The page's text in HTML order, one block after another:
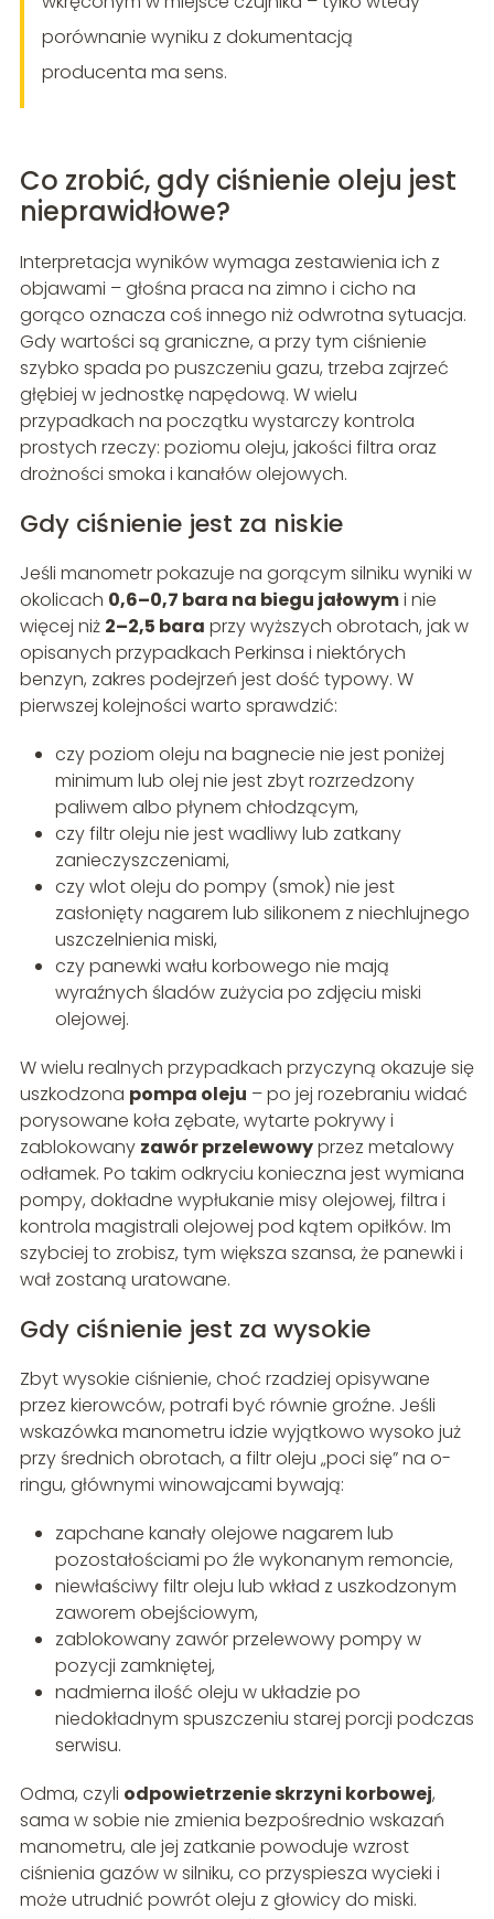
porównanie wyniku z dokumentacją
producenta ma sens.
Co zrobić, gdy ciśnienie oleju jest
nieprawidłowe?
Interpretacja wyników wymaga zestawienia ich z
objawami – głośna praca na zimno i cicho na
gorąco oznacza coś innego niż odwrotna sytuacja.
Gdy wartości są graniczne, a przy tym ciśnienie
szybko spada po puszczeniu gazu, trzeba zajrzeć
głębiej w jednostkę napędową. W wielu
przypadkach na początku wystarczy kontrola
prostych rzeczy: poziomu oleju, jakości filtra oraz
drożności smoka i kanałów olejowych.
Gdy ciśnienie jest za niskie
Jeśli manometr pokazuje na gorącym silniku wyniki w
okolicach 0,6–0,7 bara na biegu jałowymi nie
więcej niż 2–2,5 bara przy wyższych obrotach, jak w
opisanych przypadkach Perkinsa i niektórych
benzyn, zakres podejrzeń jest dość typowy. W
pierwszej kolejności warto sprawdzić:
czy poziom oleju na bagnecie nie jest poniżej
minimum lub olej nie jest zbyt rozrzedzony
paliwem albo płynem chłodzącym,
czy filtr oleju nie jest wadliwy lub zatkany
zanieczyszczeniami,
czy wlot oleju do pompy (smok) nie jest
zasłonięty nagarem lub silikonem z niechlujnego
uszczelnienia miski,
czy panewki wału korbowego nie mają
wyraźnych śladów zużycia po zdjęciu miski
olejowej.
W wielu realnych przypadkach przyczyną okazuje się
uszkodzona pompa oleju – po jej rozebraniu widać
porysowane koła zębate, wytarte pokrywy i
zablokowany zawór przelewowyprzez metalowy
odłamek. Po takim odkryciu konieczna jest wymiana
pompy, dokładne wypłukanie misy olejowej, filtra i
kontrola magistrali olejowej pod kątem opiłków. Im
szybciej to zrobisz, tym większa szansa, że panewki i
wał zostaną uratowane.
Gdy ciśnienie jest za wysokie
Zbyt wysokie ciśnienie, choć rzadziej opisywane
przez kierowców, potrafi być równie groźne. Jeśli
wskazówka manometru idzie wyjątkowo wysoko już
przy średnich obrotach, a filtr oleju „poci się” na o-
ringu, głównymi winowajcami bywają:
zapchane kanały olejowe nagarem lub
pozostałościami po źle wykonanym remoncie,
niewłaściwy filtr oleju lub wkład z uszkodzonym
zaworem obejściowym,
zablokowany zawór przelewowy pompy w
pozycji zamkniętej,
nadmierna ilość oleju w układzie po
niedokładnym spuszczeniu starej porcji podczas
serwisu.
Odma, czyli odpowietrzenie skrzyni korbowej,
sama w sobie nie zmienia bezpośrednio wskazań
manometru, ale jej zatkanie powoduje wzrost
ciśnienia gazów w silniku, co przyspiesza wycieki i
może utrudnić powrót oleju z głowicy do miski.